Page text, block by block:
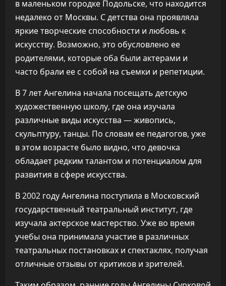
в маленьком городке Подольске, что находится
недалеко от Москвы. С детства она проявляла
яркие творческие способности и любовь к
искусству. Возможно, это обусловлено ее
родителями, которые оба были актерами и
часто брали ее с собой на съемки и репетиции.
В 7 лет Ангелина начала посещать детскую
художественную школу, где она изучала
различные виды искусства — живопись,
скульптуру, танцы. По словам ее педагогов, уже
в этом возрасте было видно, что девочка
обладает редким талантом и потенциалом для
развития в сфере искусства.
В 2002 году Ангелина поступила в Московский
государственный театральный институт, где
изучала актерское мастерство. Уже во время
учебы она принимала участие в различных
театральных постановках и спектаклях, получая
отличные отзывы от критиков и зрителей.